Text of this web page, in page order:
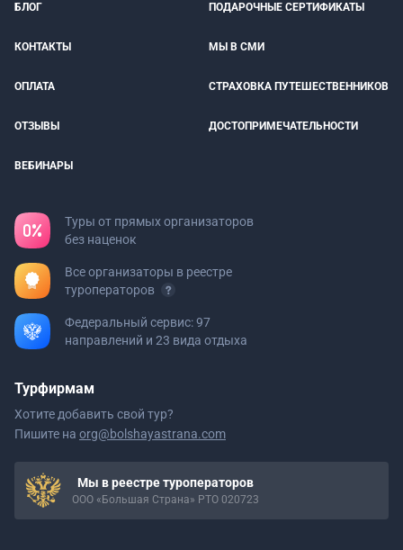
БЛОГ ПОДАРОЧНЫЕ СЕРТИФИКАТЫ
КОНТАКТЫ МЫ В СМИ
ОПЛАТА СТРАХОВКА ПУТЕШЕСТВЕННИКОВ
ОТЗЫВЫ ДОСТОПРИМЕЧАТЕЛЬНОСТИ
ВЕБИНАРЫ
Туры от прямых организаторов
без наценок
Все организаторы в реестре
туроператоров
Федеральный сервис: 97
направлений и 23 вида отдыха
Турфирмам
Хотите добавить свой тур?
Пишите на org@bolshayastrana.com
Мы в реестре туроператоров
ООО «Большая Страна» РТО 020723